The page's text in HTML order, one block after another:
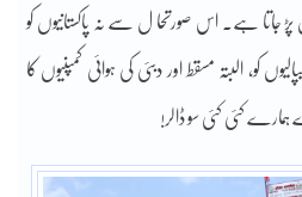
پڑ جاتا ہے۔ اس صورتحا ل سے نہ پاکستانیوں کو
کو، البتہ مسقط اور دبئی کی ہوائی کمپنیوں کا
کئی کئی سو ڈالر!